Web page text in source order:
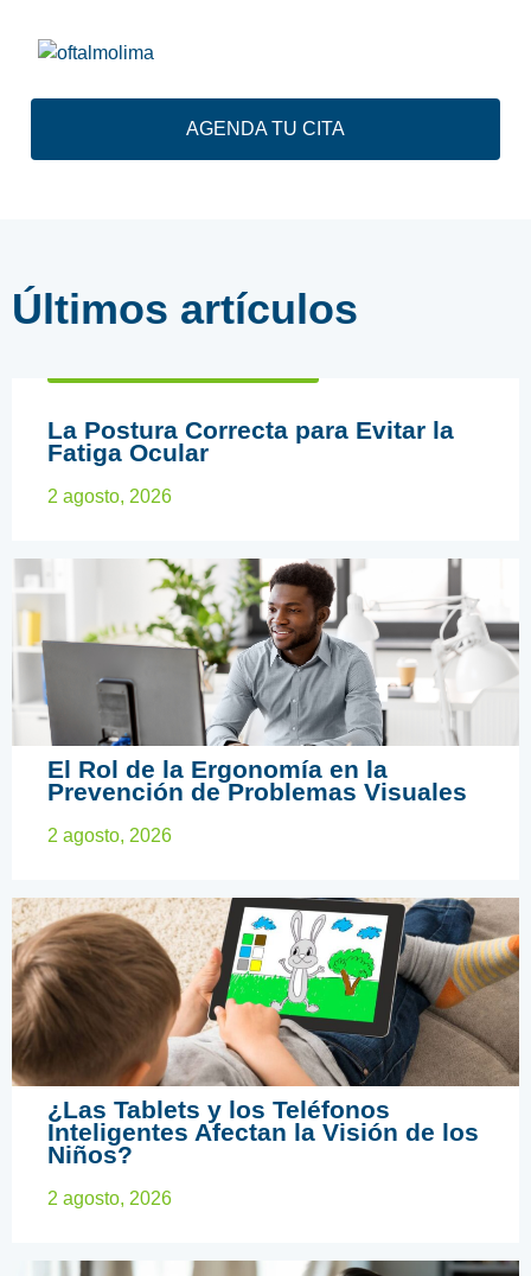
AGENDA TU CITA
Últimos artículos
La Postura Correcta para Evitar la
Fatiga Ocular
2 agosto, 2026
ARTÍCULOS EDUCATIVOS
El Rol de la Ergonomía en la
Prevención de Problemas Visuales
2 agosto, 2026
ARTÍCULOS EDUCATIVOS
¿Las Tablets y los Teléfonos
Inteligentes Afectan la Visión de los
Niños?
2 agosto, 2026